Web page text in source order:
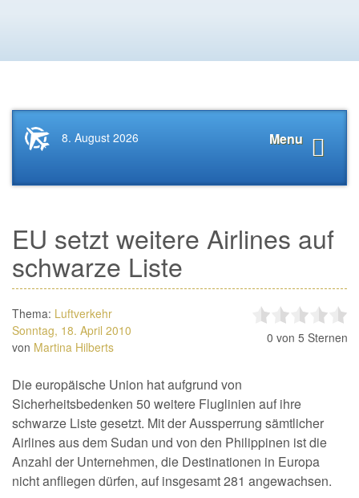
Startseite
News.Tourismus.com
Menu
8. August 2026
EU setzt weitere Airlines auf
schwarze Liste
Thema: Luftverkehr
Sonntag, 18. April 2010
von Martina Hilberts
0 von 5 Sternen
Die europäische Union hat aufgrund von
Sicherheitsbedenken 50 weitere Fluglinien auf ihre
schwarze Liste gesetzt. Mit der Aussperrung sämtlicher
Airlines aus dem Sudan und von den Philippinen ist die
Anzahl der Unternehmen, die Destinationen in Europa
nicht anfliegen dürfen, auf insgesamt 281 angewachsen.